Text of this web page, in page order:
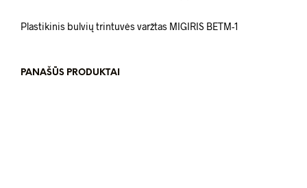
Plastikinis bulvių trintuvės varžtas MIGIRIS BETM-1
PANAŠŪS PRODUKTAI